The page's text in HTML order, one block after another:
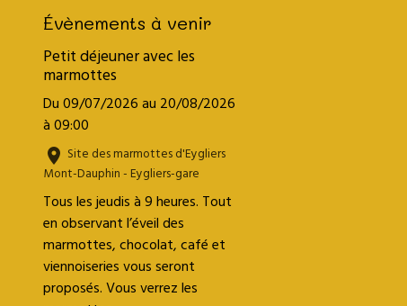
Évènements à venir
Petit déjeuner avec les
marmottes
Du 09/07/2026au 20/08/2026
à 09:00
Site des marmottes d'Eygliers
Mont-Dauphin - Eygliers-gare
Tous les jeudis à 9 heures. Tout
en observant l’éveil des
marmottes, chocolat, café et
viennoiseries vous seront
proposés. Vous verrez les